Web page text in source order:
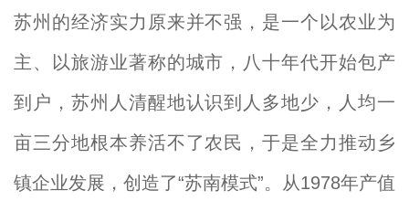
苏州的经济实力原来并不强，是一个以农业为
主、以旅游业著称的城市，八十年代开始包产
到户，苏州人清醒地认识到人多地少，人均一
亩三分地根本养活不了农民，于是全力推动乡
镇企业发展，创造了“苏南模式”。从1978年产值